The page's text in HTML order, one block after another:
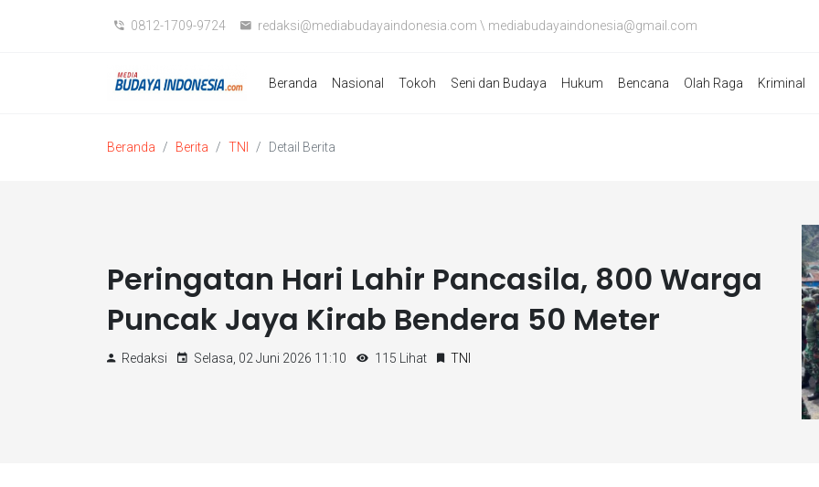
0812-1709-9724 redaksi@mediabudayaindonesia.com \ mediabudayaindonesia@gmail.com
Beranda Nasional Tokoh Seni dan Budaya Hukum Bencana Olah Raga Kriminal
Beranda Berita TNI Detail Berita
Peringatan Hari Lahir Pancasila, 800 Warga
Puncak Jaya Kirab Bendera 50 Meter
Redaksi Selasa, 02 Juni 2026 11:10 115 Lihat TNI